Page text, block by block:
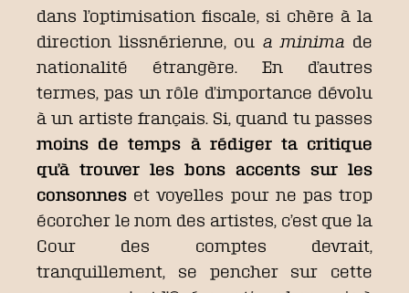
dans l’optimisation fiscale, si chère à la
direction lissnérienne, ou a minima de
nationalité étrangère. En d’autres
termes, pas un rôle d’importance dévolu
à un artiste français. Si, quand tu passes
moins de temps à rédiger ta critique
qu’à trouver les bons accents sur les
consonnes et voyelles pour ne pas trop
écorcher le nom des artistes, c’est que la
Cour des comptes devrait,
tranquillement, se pencher sur cette